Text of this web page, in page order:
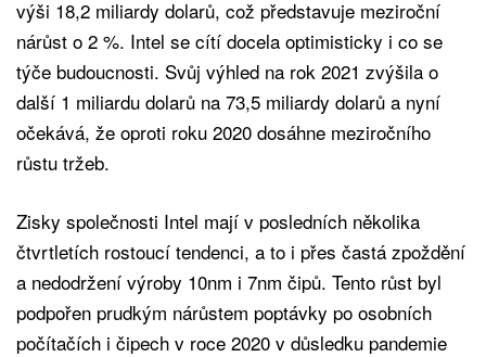
výši 18,2 miliardy dolarů, což představuje meziroční
nárůst o 2 %. Intel se cítí docela optimisticky i co se
týče budoucnosti. Svůj výhled na rok 2021 zvýšila o
další 1 miliardu dolarů na 73,5 miliardy dolarů a nyní
očekává, že oproti roku 2020 dosáhne meziročního
růstu tržeb.
Zisky společnosti Intel mají v posledních několika
čtvrtletích rostoucí tendenci, a to i přes častá zpoždění
a nedodržení výroby 10nm i 7nm čipů. Tento růst byl
podpořen prudkým nárůstem poptávky po osobních
počítačích i čipech v roce 2020 v důsledku pandemie